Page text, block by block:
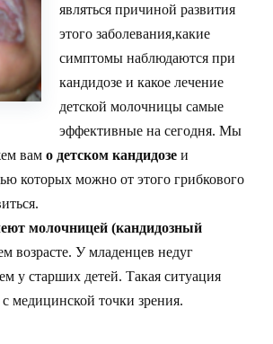
являться причиной развития
этого заболевания,какие
симптомы наблюдаются при
кандидозе и какое лечение
детской молочницы самые
эффективные на сегодня. Мы
вам о детском кандидозе и
которых можно от этого грибкового
молочницей (кандидозный
возрасте. У младенцев недуг
у старших детей. Такая ситуация
с медицинской точки зрения.